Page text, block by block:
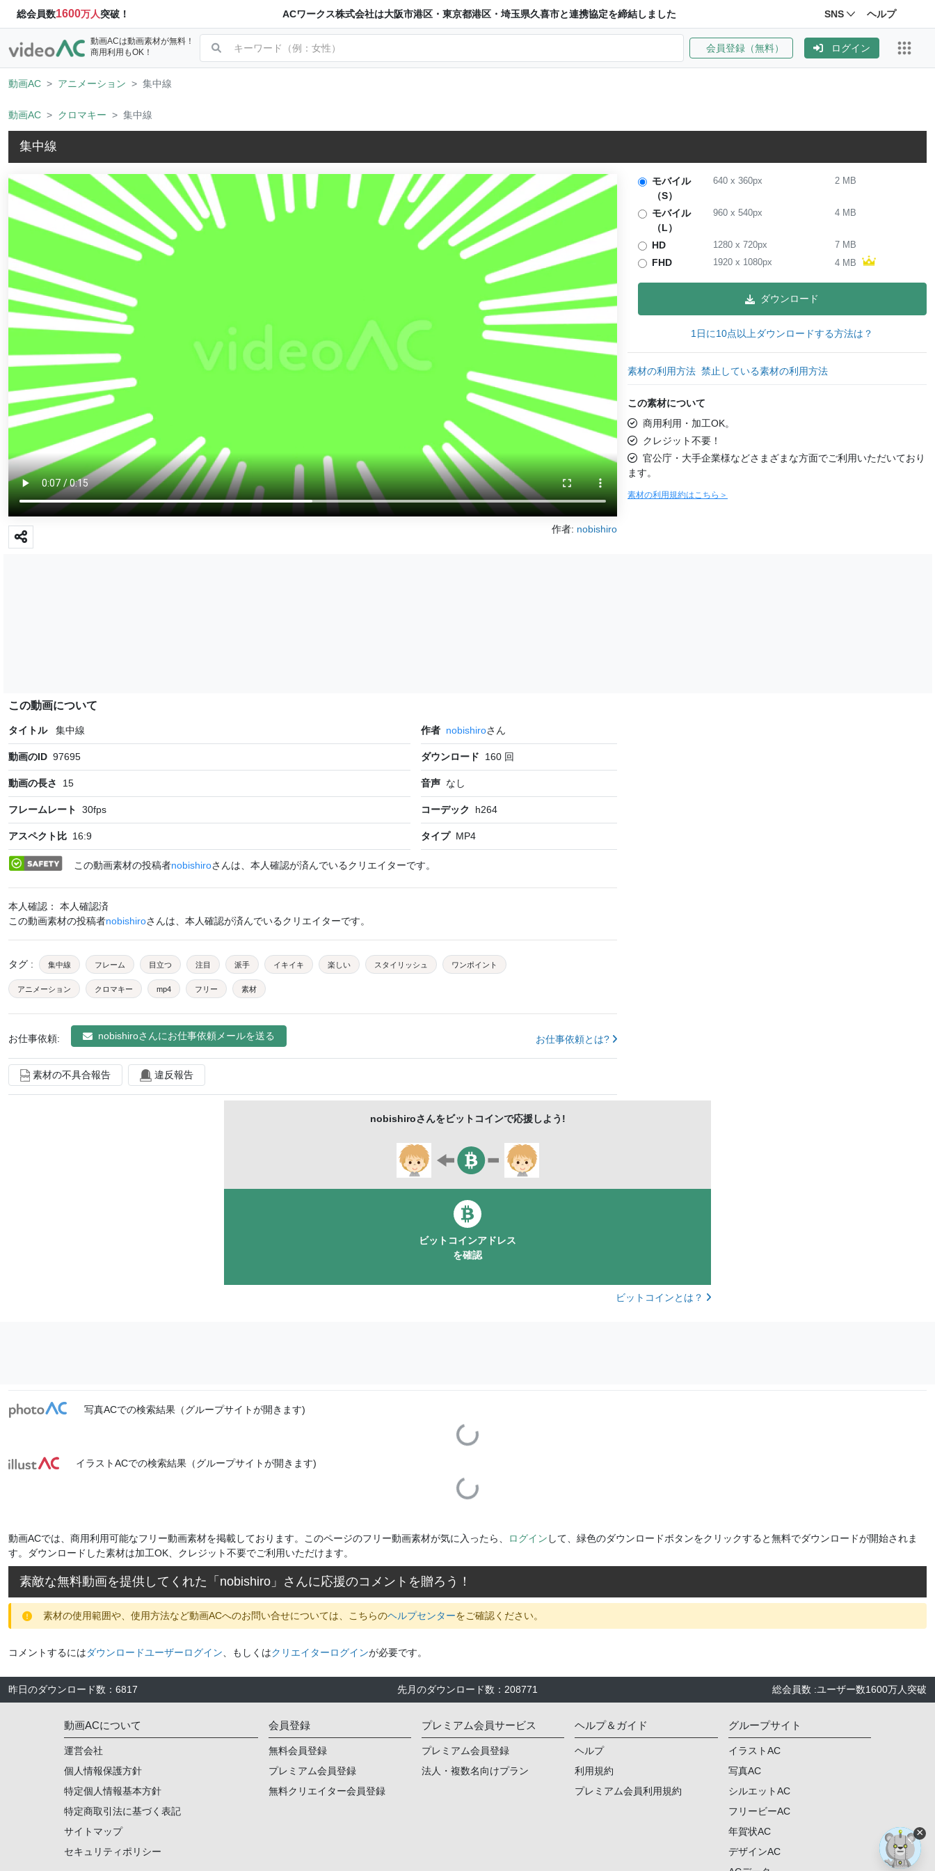
総会員数1600万人突破！ ACワークス株式会社は大阪市港区・東京都港区・埼玉県久喜市と連携協定を締結しました SNS ヘルプ
動画ACは動画素材が無料！
商用利用もOK！
会員登録（無料） ログイン
動画AC アニメーション 集中線
動画AC クロマキー 集中線
集中線
作者: nobishiro
モバイル
（S）
640x 360px 2 MB
モバイル
（L）
960x 540px 4 MB
HD 1280x 720px 7 MB
FHD 1920x 1080px 4 MB
ダウンロード
1日に10点以上ダウンロードする方法は？
素材の利用方法 禁止している素材の利用方法
この素材について
商用利用・加工OK。
クレジット不要！
官公庁・大手企業様などさまざまな方面でご利用いただいており
ます。
素材の利用規約はこちら＞
この動画について
タイトル 集中線
動画のID 97695
動画の長さ 15
フレームレート 30fps
アスペクト比 16:9
作者 nobishiroさん
ダウンロード 160 回
音声 なし
コーデック h264
タイプ MP4
この動画素材の投稿者nobishiroさんは、本人確認が済んでいるクリエイターです。
本人確認： 本人確認済
この動画素材の投稿者nobishiroさんは、本人確認が済んでいるクリエイターです。
タグ : 集中線 フレーム 目立つ 注目 派手 イキイキ 楽しい スタイリッシュ ワンポイント
アニメーション クロマキー mp4 フリー 素材
お仕事依頼: nobishiroさんにお仕事依頼メールを送る お仕事依頼とは?
素材の不具合報告 違反報告
nobishiroさんをビットコインで応援しよう!
ビットコインアドレス
を確認
ビットコインとは？
写真ACでの検索結果（グループサイトが開きます) Loading...
イラストACでの検索結果（グループサイトが開きます) Loading...
動画ACでは、商用利用可能なフリー動画素材を掲載しております。このページのフリー動画素材が気に入ったら、 ログイン して、緑色のダウンロードボタンをクリックすると無料でダウンロードが開始されま
す。ダウンロードした素材は加工OK、クレジット不要でご利用いただけます。
素敵な無料動画を提供してくれた「 nobishiro 」さんに応援のコメントを贈ろう！
素材の使用範囲や、使用方法など動画ACへのお問い合せについては、こちらのヘルプセンターをご確認ください。
コメントするにはダウンロードユーザーログイン 、もしくはクリエイターログインが必要です。
昨日のダウンロード数 ： 6817 先月のダウンロード数 ： 208771 総会員数 :ユーザー数1600万人 突破
動画ACについて
運営会社
個人情報保護方針
特定個人情報基本方針
特定商取引法に基づく表記
サイトマップ
セキュリティポリシー
会員登録
無料会員登録
プレミアム会員登録
無料クリエイター会員登録
プレミアム会員サービス
プレミアム会員登録
法人・複数名向けプラン
ヘルプ＆ガイド
ヘルプ
利用規約
プレミアム会員利用規約
グループサイト
イラストAC
写真AC
シルエットAC
フリービーAC
年賀状AC
デザインAC
×